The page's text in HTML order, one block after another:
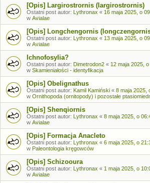
[Opis] Largirostrornis (largirostrornis)
Ostatni post autor: Lythronax « 16 maja 2025, o
w Avialae
[Opis] Longchengornis
Ostatni post autor: Lythronax « 13 maja 2025, o
w Avialae
Ichnofosylia?
Ostatni post autor: Dimetrodon2 « 12 maja 2025,
w Skamieniałości - identyfikacja
[Opis] Obelignathus
Ostatni post autor: Kamil Kamiński « 8 maja 2025,
w Ornithopoda (ornitopody) i pozostałe
[Opis] Shenqiornis
Ostatni post autor: Lythronax « 8 maja 2025, o
w Avialae
[Opis] Formacja Anacleto
Ostatni post autor: Lythronax « 6 maja 2025, o
w Paleontologia kręgowców
[Opis] Schizooura
Ostatni post autor: Lythronax « 1 maja 2025, o
w Avialae